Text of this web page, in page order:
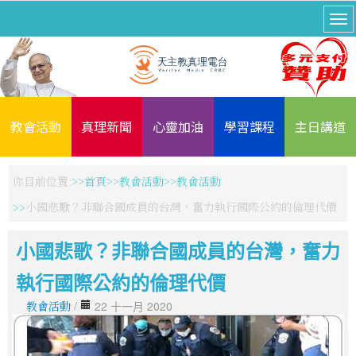
教會活動 真理新聞 心靈加油 學習課程 主日講道
你目前位置: 首頁 教會活動
教會活動
小國悲歌？非聯合國成員的台灣，奮力執行國際公約的倫理代價
小國悲歌？非聯合國成員的台灣，奮力
執行國際公約的倫理代價
教會活動 / 22 十一月 2020